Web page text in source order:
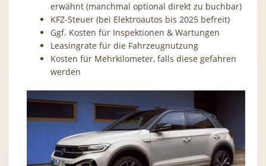
erwähnt (manchmal optional direkt zu buchbar)
KFZ-Steuer (bei Elektroautos bis 2025 befreit)
Ggf. Kosten für Inspektionen & Wartungen
Leasingrate für die Fahrzeugnutzung
Kosten für Mehrkilometer, falls diese gefahren
werden